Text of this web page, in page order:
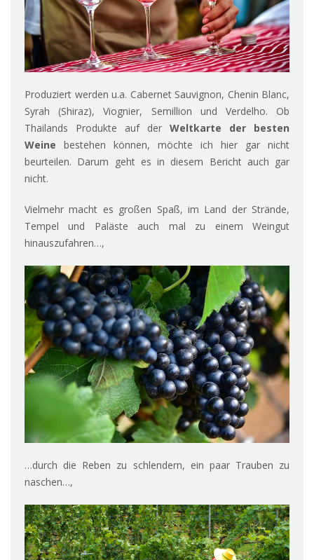
Produziert werden u.a. Cabernet Sauvignon, Chenin Blanc,
Syrah (Shiraz), Viognier, Semillion und Verdelho. Ob
Thailands Produkte auf der Weltkarte der besten
Weine bestehen können, möchte ich hier gar nicht
beurteilen. Darum geht es in diesem Bericht auch gar
nicht.
Vielmehr macht es großen Spaß, im Land der Strände,
Tempel und Paläste auch mal zu einem Weingut
hinauszufahren…,
…durch die Reben zu schlendern, ein paar Trauben zu
naschen…,